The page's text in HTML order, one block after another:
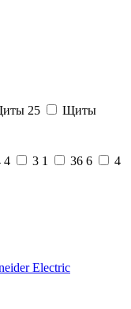
25
Щиты
4 3 1 36 6
4
Electric